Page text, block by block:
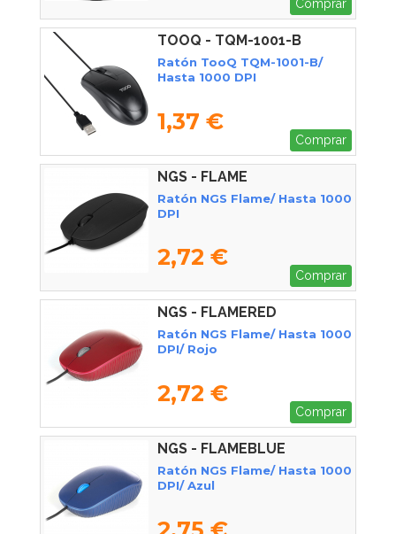
Comprar
TOOQ - TQM-1001-B
Ratón TooQ TQM-1001-B/
Hasta 1000 DPI
1,37 €
Comprar
NGS - FLAME
Ratón NGS Flame/ Hasta 1000
DPI
2,72 €
Comprar
NGS - FLAMERED
Ratón NGS Flame/ Hasta 1000
DPI/ Rojo
2,72 €
Comprar
NGS - FLAMEBLUE
Ratón NGS Flame/ Hasta 1000
DPI/ Azul